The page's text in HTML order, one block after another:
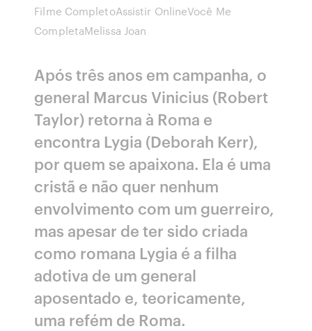
Filme CompletoAssistir OnlineVocê Me
CompletaMelissa Joan
Após três anos em campanha, o
general Marcus Vinicius (Robert
Taylor) retorna à Roma e
encontra Lygia (Deborah Kerr),
por quem se apaixona. Ela é uma
cristã e não quer nenhum
envolvimento com um guerreiro,
mas apesar de ter sido criada
como romana Lygia é a filha
adotiva de um general
aposentado e, teoricamente,
uma refém de Roma.